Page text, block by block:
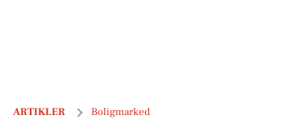
ARTIKLER Boligmarked
Luksus til salg: Dyrhave 27 til 7.998.000 kr – Se Aabenraas